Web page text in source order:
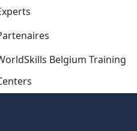
Belgium Training